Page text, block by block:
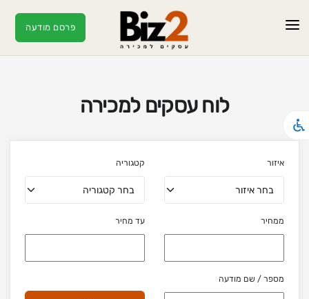
פרסם מודעה
ראשי
מאמרים
לוח עסקים למכירה
איזור קטגוריה
ממחיר עד מחיר
מספר / שם מודעה